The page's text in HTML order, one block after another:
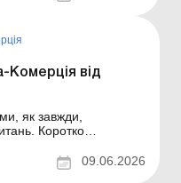
опублікованих цього
від
як завжди,
Коротко
Коротко
опублікованих цього
09.06.2026